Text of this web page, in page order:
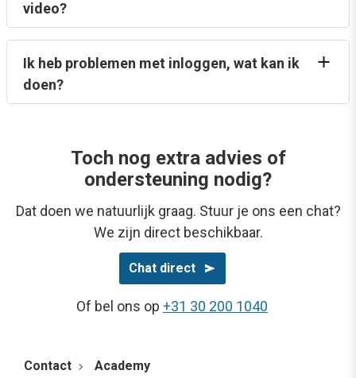
video?
Ik heb problemen met inloggen, wat kan ik
doen?
Toch nog extra advies of
ondersteuning nodig?
Dat doen we natuurlijk graag. Stuur je ons een chat?
We zijn direct beschikbaar.
Chat direct
Of bel ons op +31 30 200 1040
Contact Academy